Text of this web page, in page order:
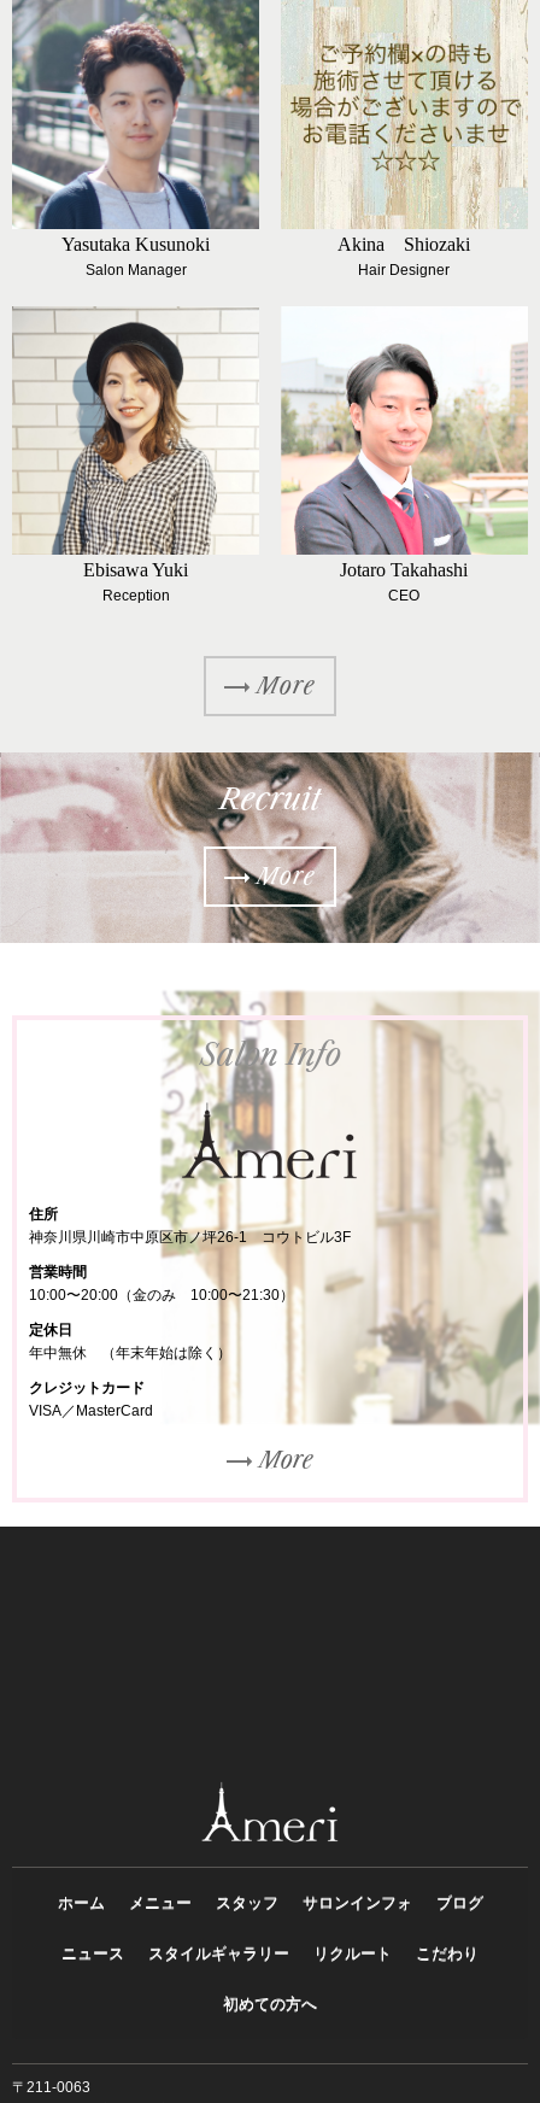
Yasutaka Kusunoki
Salon Manager
Akina Shiozaki
Hair Designer
Ebisawa Yuki
Reception
Jotaro Takahashi
CEO
More
Recruit
More
Salon Info
住所
神奈川県川崎市中原区市ノ坪26-1 コウトビル3F
営業時間
10:00〜20:00（金のみ 10:00〜21:30）
定休日
年中無休 （年末年始は除く）
クレジットカード
VISA／MasterCard
More
ホーム メニュー スタッフ サロンインフォ ブログ
ニュース スタイルギャラリー リクルート こだわり
初めての方へ
〒211-0063